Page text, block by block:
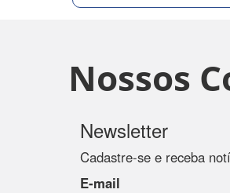
Nossos
Newsletter
Cadastre-se e receba
E-mail